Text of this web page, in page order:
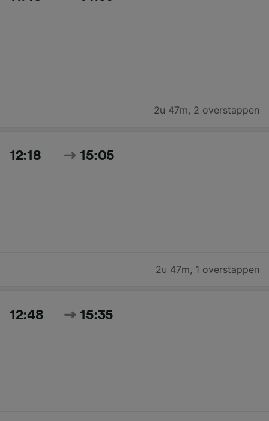
2u 47m, 2 overstappen
12:18 15:05
2u 47m, 1 overstappen
12:48 15:35